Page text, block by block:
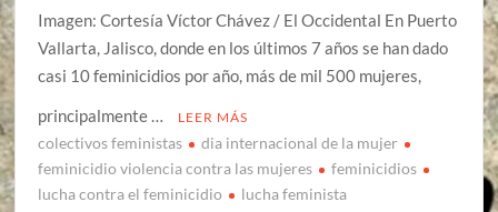
Imagen: Cortesía Víctor Chávez / El Occidental En Puerto
Vallarta, Jalisco, donde en los últimos 7 años se han dado
casi 10 feminicidios por año, más de mil 500 mujeres,
principalmente …
LEER MÁS
colectivos feministas
dia internacional de la mujer
feminicidio violencia contra las mujeres
feminicidios
lucha contra el feminicidio
lucha feminista